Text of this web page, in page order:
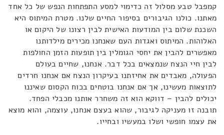
קמפבל טבע מסלול זה כדימוי למסע התפתחות הנפש של כל אחד
מאתנו. כולנו הגיבורים בסיפור החיים שלנו. מטרת המיתוס היא
השכנת שלום בין המודעות האישית לבין רצונו של היקום או
האלוהות. המיתוס ואגדות העם שאנחנו מכירים מילדותנו
מאפשרים להבין את יחסי הגומלין בין תופעות הזמן החולפות
לבין חיי הנצח שנמצאים בכל דבר. אנחנו, שחיים בעולם
הפעולה, מאבדים את אחיזתנו בעיקרון הנצח אם אנחנו חרדים
לתוצאות מעשינו, אך אם אנחנו בוטחים בכוח הקסום שאיננו
יכולים להבין – דווקא הוא זה משחרר אותנו מכבלי הפחד.
תובנה זו מעניקה לגיבור, שהוא בעצם אנחנו, עוצמה, והוא מוצא
את עצמו חופשי ושלו במעשיו ובחייו.